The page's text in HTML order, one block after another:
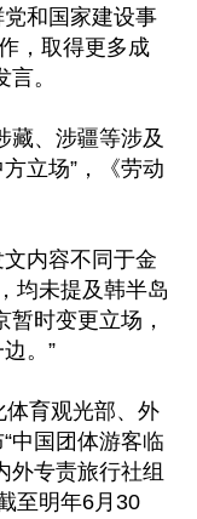
和国家建设事
，取得更多成
。
藏、涉疆等涉及
立场”，《劳动
内容不同于金
均未提及韩半岛
暂时变更立场，
。”
体育观光部、外
中国团体游客临
外专责旅行社组
至明年6月30